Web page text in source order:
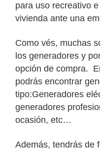
para uso recreativo
vivienda ante una
Como vés, muchas
los generadores y
opción de compra.
podrás encontrar
tipo:Generadores
generadores
ocasión, etc…
Además, tendrás de